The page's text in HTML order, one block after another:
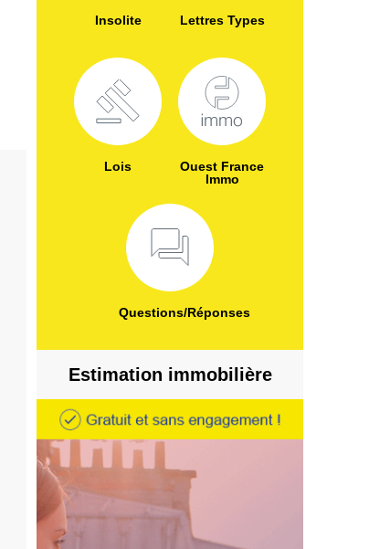
Insolite Lettres Types
Lois
Ouest France
Immo
Questions/Réponses
Estimation immobilière